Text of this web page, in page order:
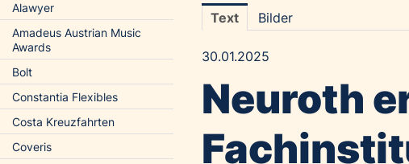
Alawyer
Amadeus Austrian Music
Awards
Bolt
Constantia Flexibles
Costa Kreuzfahrten
Coveris
Text Bilder
30.01.2025
Neuroth